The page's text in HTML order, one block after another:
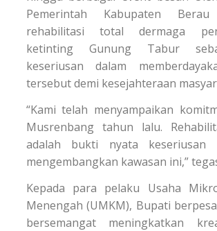
Pemerintah Kabupaten Berau
rehabilitasi total dermaga
ketinting Gunung Tabur
keseriusan dalam
tersebut demi kesejahteraan
“Kami telah menyampaikan
Musrenbang tahun lalu.
adalah bukti nyata keseriusan
mengembangkan kawasan ini,”
Kepada para pelaku Usaha
Menengah (UMKM), Bupati
bersemangat meningkatkan